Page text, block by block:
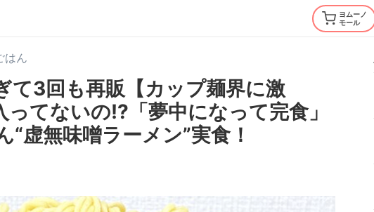
ヨムーノ
モール
はん
て3回も再販【カップ麺界に激
ってないの!?「夢中になって完食」
“虚無味噌ラーメン”実食！